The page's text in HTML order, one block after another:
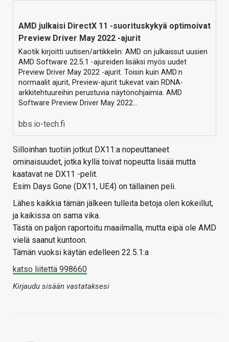
AMD julkaisi DirectX 11 -suorituskykyä optimoivat
Preview Driver May 2022 -ajurit
Kaotik kirjoitti uutisen/artikkelin: AMD on julkaissut uusien
AMD Software 22.5.1 -ajureiden lisäksi myös uudet
Preview Driver May 2022 -ajurit. Toisin kuin AMD:n
normaalit ajurit, Preview-ajurit tukevat vain RDNA-
arkkitehtuureihin perustuvia näytönohjaimia. AMD
Software Preview Driver May 2022…
bbs.io-tech.fi
Silloinhan tuotiin jotkut DX11:a nopeuttaneet
ominaisuudet, jotka kyllä toivat nopeutta lisää mutta
kaatavat ne DX11 -pelit.
Esim Days Gone (DX11, UE4) on tällainen peli.
Lähes kaikkia tämän jälkeen tulleita betoja olen kokeillut,
ja kaikissa on sama vika.
Tästä on paljon raportoitu maailmalla, mutta eipä ole AMD
vielä saanut kuntoon.
Tämän vuoksi käytän edelleen 22.5.1:a
katso liitettä 998660
Kirjaudu sisään vastataksesi